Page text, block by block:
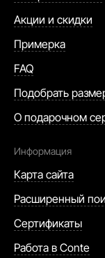
Акции и скидки
Примерка
FAQ
Подобрать
О подарочном
Информация
Карта сайта
Расширенный
Сертификаты
Работа в Conte